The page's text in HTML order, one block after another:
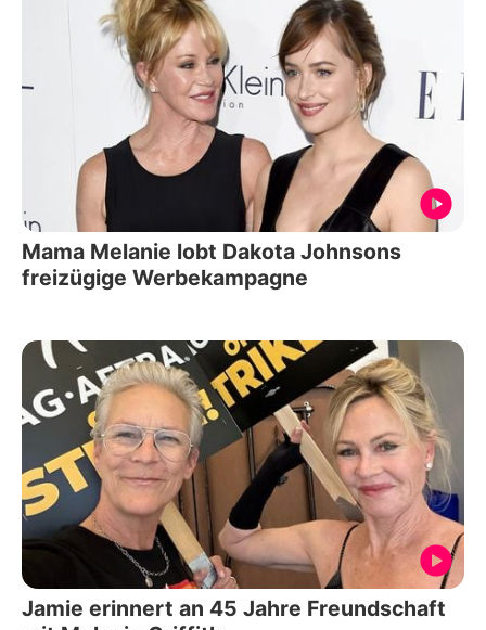
Mama Melanie lobt Dakota Johnsons
freizügige Werbekampagne
Jamie erinnert an 45 Jahre Freundschaft